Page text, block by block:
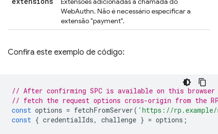
WebAuthn. Não é necessário especificar a
extensão "payment".
Confira este exemplo de código:
// After confirming SPC is available on this
// fetch the request options cross-origin from the
const options = fetchFromServer( 'https://rp.example/
const { credentialIds, challenge } = options ;